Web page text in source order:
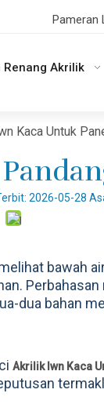
Pameran
Renang Akrilik
Kaca Untuk
2026-05-28
bawah
Perbahasan
dua bahan
Akrilik lwn Kaca